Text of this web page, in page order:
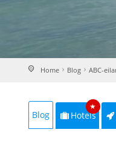
Home Blog ABC-
Blog Hotels
★